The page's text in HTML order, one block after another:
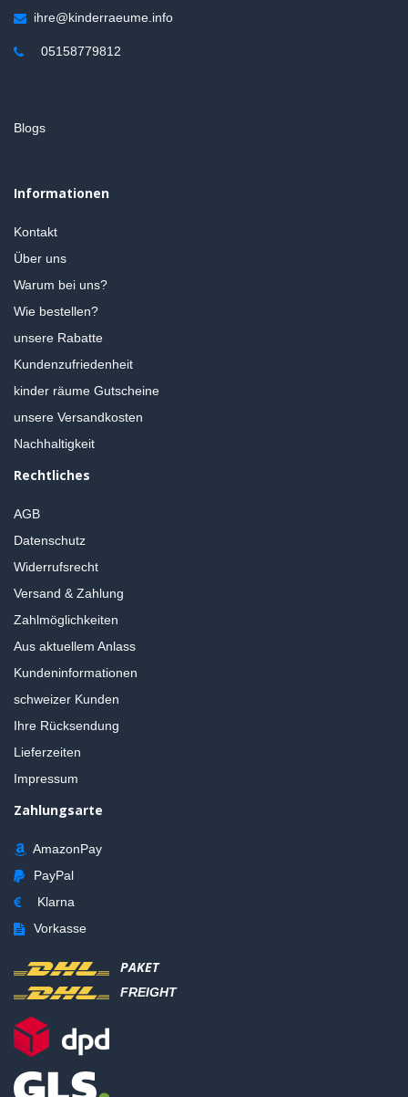
ihre@kinderraeume.info
05158779812
Blogs
Informationen
Kontakt
Über uns
Warum bei uns?
Wie bestellen?
unsere Rabatte
Kundenzufriedenheit
kinder räume Gutscheine
unsere Versandkosten
Nachhaltigkeit
Rechtliches
AGB
Datenschutz
Widerrufsrecht
Versand & Zahlung
Zahlmöglichkeiten
Aus aktuellem Anlass
Kundeninformationen
schweizer Kunden
Ihre Rücksendung
Lieferzeiten
Impressum
Zahlungsarte
AmazonPay
PayPal
Klarna
Vorkasse
PAKET
FREIGHT